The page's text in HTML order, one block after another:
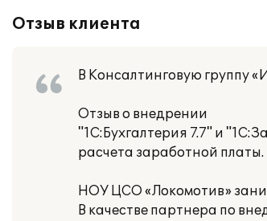
Отзыв клиента
В Консалтинговую группу
Отзыв о внедрении
"1С:Бухгалтерия 7.7" и
расчета заработной платы.
НОУ ЦСО «Локомотив»
В качестве партнера по